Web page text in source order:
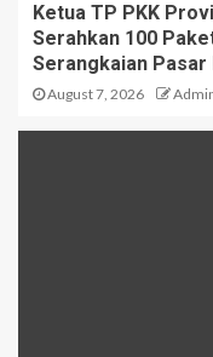
Ketua TP PKK
Serahkan 100
Serangkaian Pasar
August 7, 2026